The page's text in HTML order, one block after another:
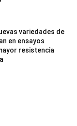
variedades de
en ensayos
resistencia